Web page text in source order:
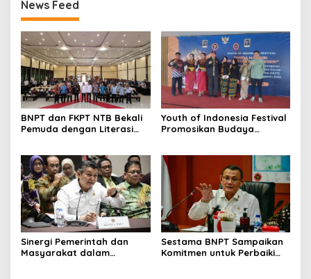
News Feed
BNPT dan FKPT NTB Bekali
Pemuda dengan Literasi
Youth of Indonesia Festival
Promosikan Budaya
Sinergi Pemerintah dan
Masyarakat dalam
Sestama BNPT Sampaikan
Komitmen untuk Perbaiki